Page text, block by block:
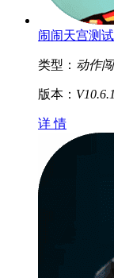
闹闹天宫测
类型： 动作
版本： V10.6.1
详 情